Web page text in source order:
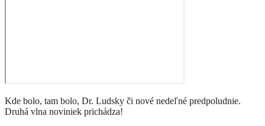
Kde bolo, tam bolo, Dr. Ludsky či nové nedeľné predpoludnie.
Druhá vlna noviniek prichádza!